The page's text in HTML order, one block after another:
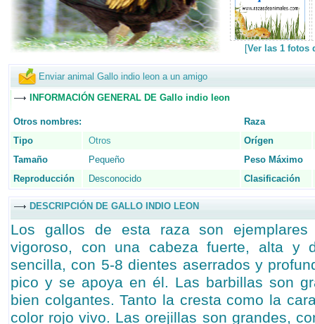
[Ver las 1 fotos
Enviar animal Gallo indio leon a un amigo
INFORMACIÓN GENERAL DE Gallo indio leon
Otros nombres:
Raza
Tipo
Otros
Orígen
Tamaño
Pequeño Peso Máximo
Reproducción
Desconocido Clasificación
DESCRIPCIÓN DE GALLO INDIO LEON
Los gallos de esta raza son
vigoroso, con una cabeza fuerte, alta y
sencilla, con 5-8 dientes aserrados y
pico y se apoya en él. Las barbillas son
bien colgantes. Tanto la cresta como la
color rojo vivo. Las orejillas son grandes,